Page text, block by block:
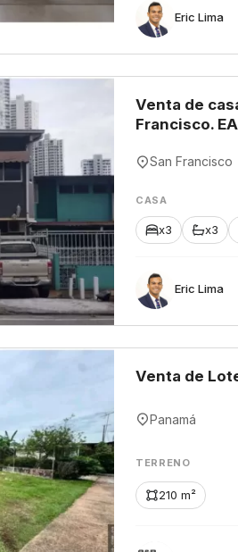
Eric Lima
Venta de
Francisco.
San Francisco
CASA
x3 x3
Eric Lima
Venta de
Panamá
TERRENO
210 m²